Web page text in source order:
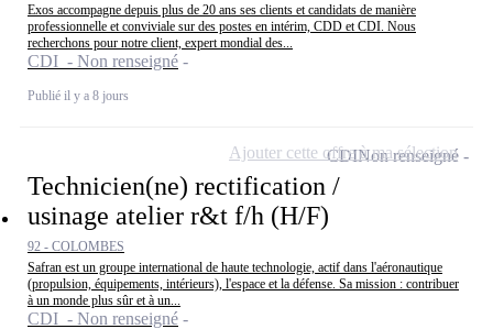
Exos accompagne depuis plus de 20 ans ses clients et candidats de manière
professionnelle et conviviale sur des postes en intérim, CDD et CDI. Nous
recherchons pour notre client, expert mondial des...
CDI - Non renseigné
Publié il y a 8 jours
Technicien(ne) rectification /
usinage atelier r&t f/h (H/F)
92 - COLOMBES
Safran est un groupe international de haute technologie, actif dans l'aéronautique
(propulsion, équipements, intérieurs), l'espace et la défense. Sa mission : contribuer
à un monde plus sûr et à un...
CDI - Non renseigné
CDINon renseigné
Ajouter cette offre à ma sélection